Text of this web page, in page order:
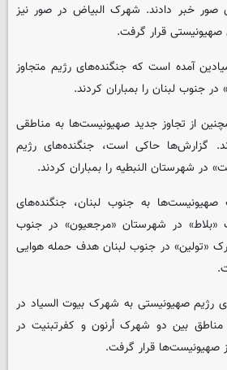
خبر دادند. شهرک البیاض در صور نیز
قرار گرفت.
آمده است که جنگنده‌های رژیم متجاوز
جنوب لبنان را بمباران کردند.
از تجاوز جدید صهیونیست‌ها به مناطقی
گزارش‌ها حاکی است، جنگنده‌های رژیم
شهرستان النبطیه را بمباران کردند.
صهیونیست‌ها به جنوب لبنان، جنگنده‌های
«بلاط» در شهرستان «مرجعیون» در جنوب
«تولین» در جنوب لبنان هدف حمله هوایی
رژیم صهیونیستی به شهرک بیوت السیاد در
بین دو شهرک أرنون و کفرتبنیت در
صهیونیست‌ها قرار گرفت.